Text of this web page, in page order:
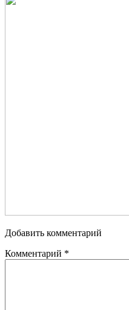
Добавить комментарий
Комментарий *